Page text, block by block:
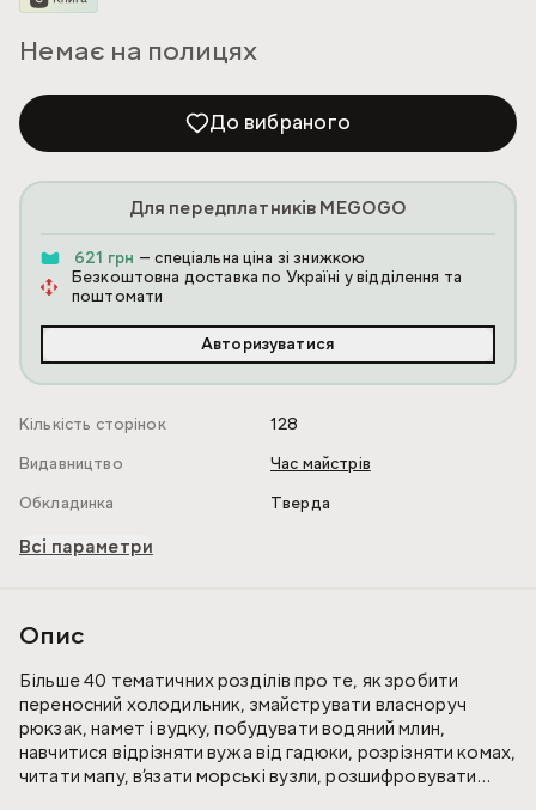
Немає на полицях
До вибраного
Для передплатників MEGOGO
621 грн — спеціальна ціна зі знижкою
Безкоштовна доставка по Україні у відділення та
поштомати
Авторизуватися
Кількість сторінок
128
Видавництво
Час майстрів
Обкладинка
Тверда
Всі параметри
Опис
Більше 40 тематичних розділів про те, як зробити
переносний холодильник, змайструвати власноруч
рюкзак, намет і вудку, побудувати водяний млин,
навчитися відрізняти вужа від гадюки, розрізняти комах,
читати мапу, в’язати морські вузли, розшифровувати